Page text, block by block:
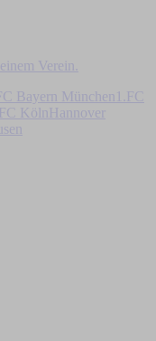
Verein.
Bayern München
1.FC
Köln
Hannover